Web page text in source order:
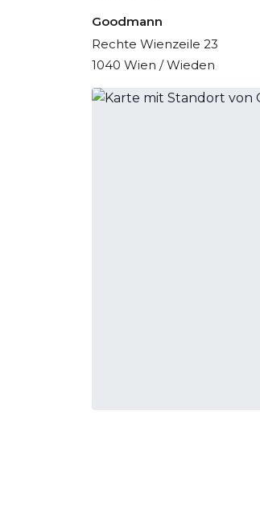
Goodmann
Rechte Wienzeile 23
1040 Wien / Wieden